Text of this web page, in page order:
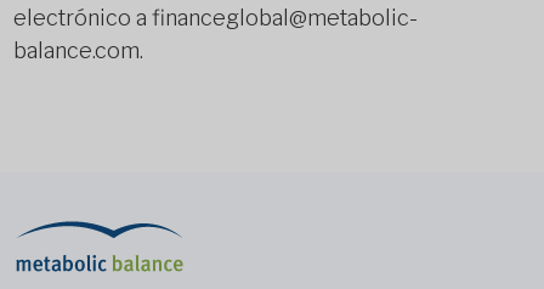
electrónico a financeglobal@metabolic-
balance.com.